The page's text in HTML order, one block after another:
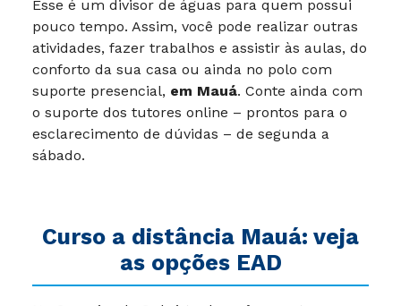
Esse é um divisor de águas para quem possui
pouco tempo. Assim, você pode realizar outras
atividades, fazer trabalhos e assistir às aulas, do
conforto da sua casa ou ainda no polo com
suporte presencial, em Mauá. Conte ainda com
o suporte dos tutores online – prontos para o
esclarecimento de dúvidas – de segunda a
sábado.
Curso a distância Mauá: veja
as opções EAD